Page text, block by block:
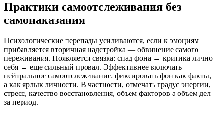
Практики самоотслеживания без
самонаказания
Психологические перепады усиливаются, если к эмоциям
прибавляется вторичная надстройка — обвинение самого
переживания. Появляется связка: спад фона → критика лично
себя → еще сильный провал. Эффективнее включать
нейтральное самоотслеживание: фиксировать фон как факты,
а как ярлык личности. В частности, отмечать градус энергии,
стресс, качество восстановления, объем факторов а объем дел
за период.